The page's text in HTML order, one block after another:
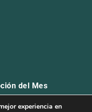
del Mes
experiencia en